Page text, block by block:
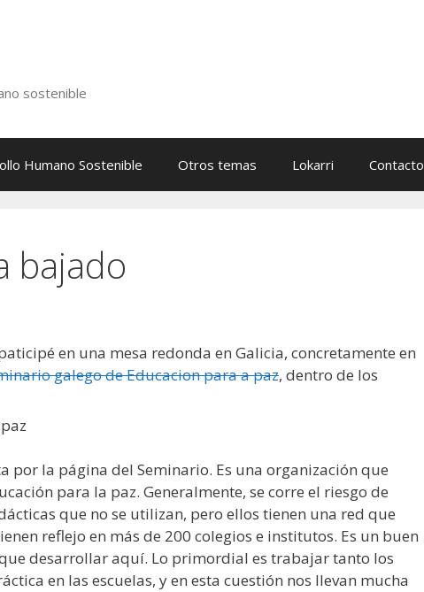
sostenible
Humano Sostenible Otros temas Lokarri Contacto
bajado
en una mesa redonda en Galicia, concretamente en
galego de Educacion para a paz, dentro de los
por la página del Seminario. Es una organización que
para la paz. Generalmente, se corre el riesgo de
que no se utilizan, pero ellos tienen una red que
reflejo en más de 200 colegios e institutos. Es un buen
desarrollar aquí. Lo primordial es trabajar tanto los
en las escuelas, y en esta cuestión nos llevan mucha